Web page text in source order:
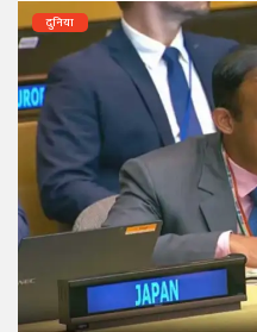
दुनिया